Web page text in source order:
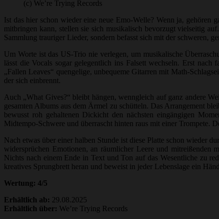
(c) We’re Trying Records
Ist das hier schon wieder eine neue Emo-Welle? Wenn ja,
mitbringen kann, stellen sie sich musikalisch bevorzugt vielseitig
Sammlung trauriger Lieder, sondern befasst sich mit der schweren,
Um Worte ist das US-Trio nie verlegen, um musikalische
lässt die Vocals sogar gelegentlich ins Falsett wechseln. Erst
„Fallen Leaves“ quengelige, unbequeme Gitarren mit Math-
der sich einbrennt.
Auch „What Gives?“ bleibt hängen, wenngleich auf ganz andere
gesamten Albums aus dem Ärmel zu schütteln. Das Arrangement
bewusst roh gehaltenen Dickicht den nächsten eingängigen
Midtempo-Schwere und überrascht hinten raus mit einer Trompete.
Nach etwas über einer halben Stunde ist diese Platte schon wieder
widersprüchen Emotionen, an räumlicher Leere und
Nichts nach einem Ende in Text und Ton auf das Wesentliche zu
kreatives Sprungbrett heran und beweist in jeder Lebenslage ein
Wertung: 4/5
Erhältlich ab: 29.08.2025
Erhältlich über: We’re Trying Records